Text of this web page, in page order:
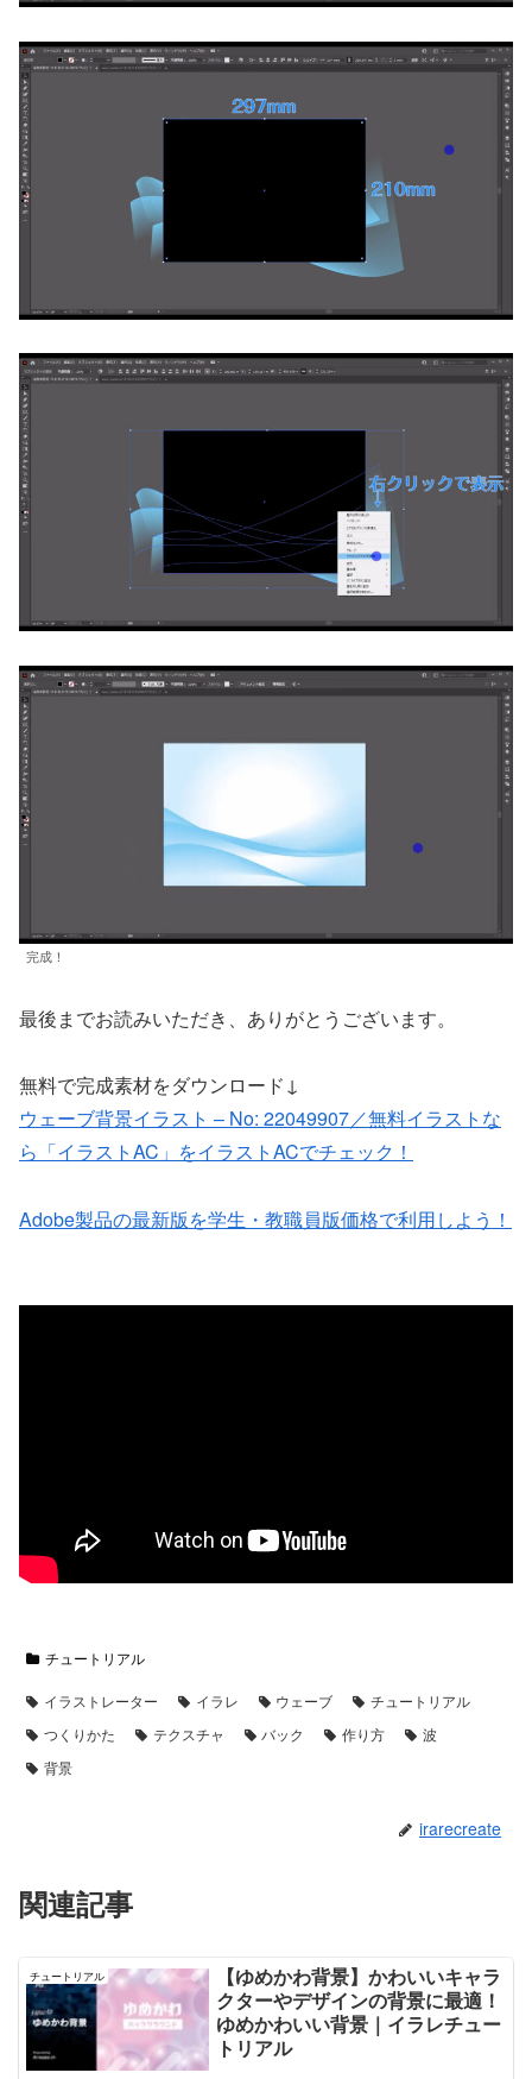
完成！
最後までお読みいただき、ありがとうございます。
無料で完成素材をダウンロード↓
ウェーブ背景イラスト – No: 22049907／無料イラストな
ら「イラストAC」をイラストACでチェック！
Adobe製品の最新版を学生・教職員版価格で利用しよう！
チュートリアル
イラストレーター イラレ ウェーブ
チュートリアル
つくりかた
テクスチャ バック 作り方
波
背景
irarecreate
関連記事
チュートリアル
【ゆめかわ背景】かわいいキャラ
クターやデザインの背景に最適！
ゆめかわいい背景｜イラレチュー
トリアル